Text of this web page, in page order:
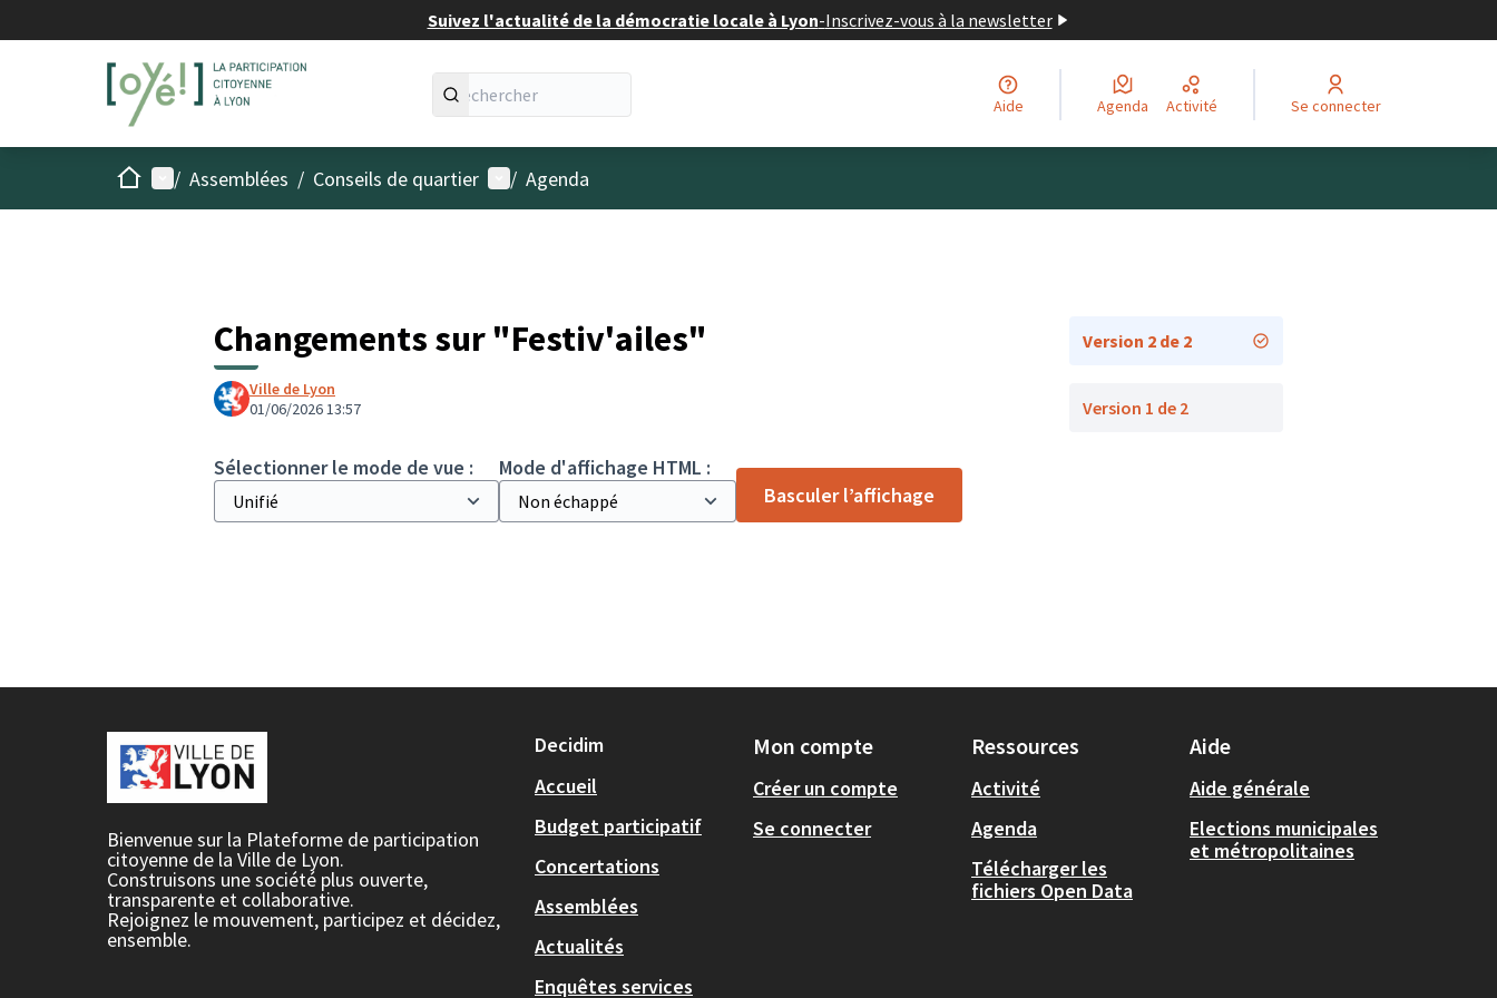
Suivez l'actualité de la démocratie locale à Lyon-Inscrivez-vous à la newsletter
Aide Agenda Activité Se connecter
AccueilMenu principal
/ Assemblées / Conseils de quartier Menu utilisateur
/ Agenda
Changements sur "Festiv'ailes"
Ville de Lyon
01/06/2026 13:57
Sélectionner le mode de vue :
Mode d'affichage HTML :
Basculer l’affichage
Version 2 de 2
Version 1 de 2
Bienvenue sur la Plateforme de participation
citoyenne de la Ville de Lyon.
Construisons une société plus ouverte,
transparente et collaborative.
Rejoignez le mouvement, participez et décidez,
ensemble.
Decidim
Accueil
Budget participatif
Concertations
Assemblées
Actualités
Enquêtes services
Mon compte
Créer un compte
Se connecter
Ressources
Activité
Agenda
Télécharger les
fichiers Open Data
Aide
Aide générale
Elections municipales
et métropolitaines